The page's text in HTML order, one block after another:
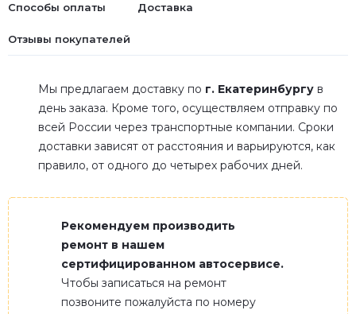
Способы оплаты Доставка
Отзывы покупателей
Мы предлагаем доставку по г. Екатеринбургу в
день заказа. Кроме того, осуществляем отправку по
всей России через транспортные компании. Сроки
доставки зависят от расстояния и варьируются, как
правило, от одного до четырех рабочих дней.
Рекомендуем производить
ремонт в нашем
сертифицированном автосервисе.
Чтобы записаться на ремонт
позвоните пожалуйста по номеру